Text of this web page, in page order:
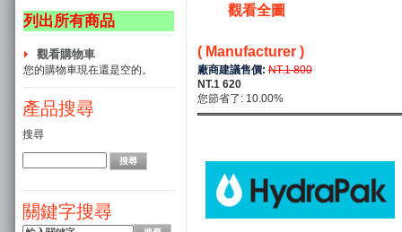
列出所有商品
觀看購物車
您的購物車現在還是空的。
產品搜尋
搜尋
關鍵字搜尋
觀看全圖
( Manufacturer )
廠商建議售價: NT.1 800
NT.1 620
您節省了: 10.00%